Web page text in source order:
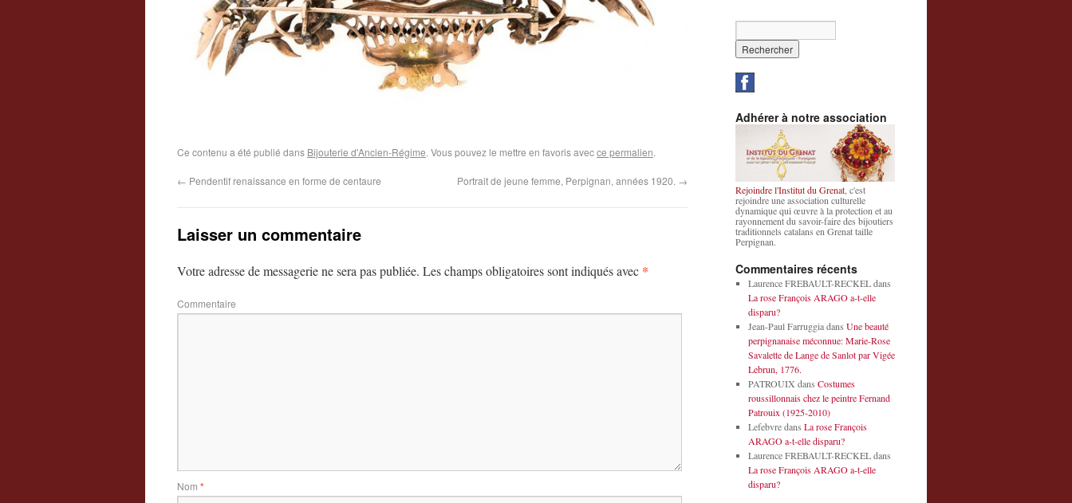
Ce contenu a été publié dans Bijouterie d'Ancien-Régime. Vous pouvez le mettre en favoris avecce permalien.
← Pendentif renaissance en forme de centaure Portrait de jeune femme, Perpignan, années 1920. →
Laisser un commentaire
Votre adresse de messagerie ne sera pas publiée. Les champs obligatoires sont indiqués avec *
Commentaire
Nom *
Adhérer à notre association
Rejoindre l'Institut du Grenat , c'est
rejoindre une association culturelle
dynamique qui œuvre à la protection et au
rayonnement du savoir-faire des bijoutiers
traditionnels catalans en Grenat taille
Perpignan.
Commentaires récents
Laurence FREBAULT-RECKELdans
La rose François ARAGO a-t-elle
disparu?
Jean-Paul Farruggiadans Une beauté
perpignanaise méconnue: Marie-Rose
Savalette de Lange de Sanlot par Vigée
Lebrun, 1776.
PATROUIX dans Costumes
roussillonnais chez le peintre Fernand
Patrouix (1925-2010)
Lefebvredans La rose François
ARAGO a-t-elle disparu?
Laurence FREBAULT-RECKELdans
La rose François ARAGO a-t-elle
disparu?